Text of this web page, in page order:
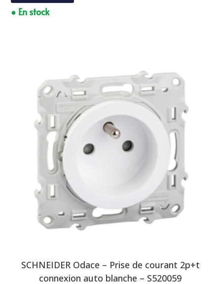
● En stock
SCHNEIDER Odace – Prise de courant 2p+t
connexion auto blanche – S520059